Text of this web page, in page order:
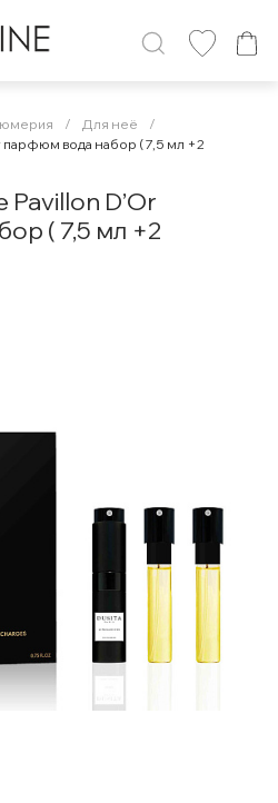
/ Для неё
/
парфюм вода набор ( 7,5 мл +2
D’Or
( 7,5 мл +2